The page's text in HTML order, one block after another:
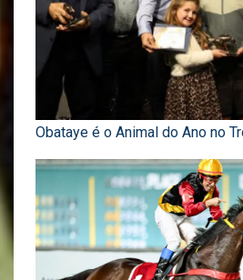
Obataye é o Animal do Ano no